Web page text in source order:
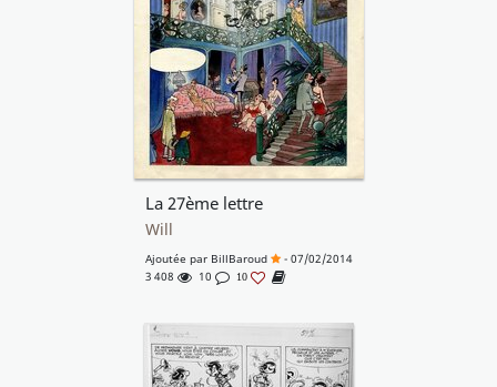
La 27ème lettre
Will
Ajoutée par BillBaroud
- 07/02/2014
3 408
10 10